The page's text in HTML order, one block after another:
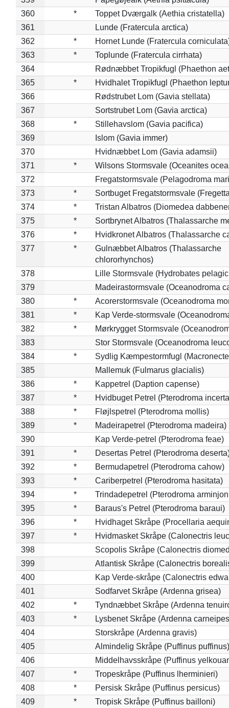
360
*
Toppet Dværgalk (Aethia cristatella)
361
Lunde (Fratercula arctica)
362
*
Hornet Lunde (Fratercula
363
*
Toplunde (Fratercula cirrhata)
364
Rødnæbbet Tropikfugl (Phaethon
365
*
Hvidhalet Tropikfugl (Phaethon
366
Rødstrubet Lom (Gavia stellata)
367
Sortstrubet Lom (Gavia arctica)
368
*
Stillehavslom (Gavia pacifica)
369
Islom (Gavia immer)
370
Hvidnæbbet Lom (Gavia adamsii)
371
*
Wilsons Stormsvale (Oceanites
372
Fregatstormsvale (Pelagodroma
373
*
Sortbuget Fregatstormsvale
374
*
Tristan Albatros (Diomedea
375
*
Sortbrynet Albatros (Thalassarche
376
*
Hvidkronet Albatros (Thalassarche
377
*
Gulnæbbet Albatros (Thalassarche
chlororhynchos)
378
Lille Stormsvale (Hydrobates
379
Madeirastormsvale (Oceanodroma
380
*
Acorerstormsvale (Oceanodroma
381
*
Kap Verde-stormsvale
382
*
Mørkrygget Stormsvale
383
Stor Stormsvale (Oceanodroma
384
*
Sydlig Kæmpestormfugl
385
Mallemuk (Fulmarus glacialis)
386
*
Kappetrel (Daption capense)
387
*
Hvidbuget Petrel (Pterodroma
388
*
Fløjlspetrel (Pterodroma mollis)
389
*
Madeirapetrel (Pterodroma madeira)
390
Kap Verde-petrel (Pterodroma feae)
391
*
Desertas Petrel (Pterodroma
392
*
Bermudapetrel (Pterodroma cahow)
393
*
Cariberpetrel (Pterodroma hasitata)
394
*
Trindadepetrel (Pterodroma
395
*
Baraus's Petrel (Pterodroma baraui)
396
*
Hvidhaget Skråpe (Procellaria
397
*
Hvidmasket Skråpe (Calonectris
398
Scopolis Skråpe (Calonectris
399
Atlantisk Skråpe (Calonectris
400
Kap Verde-skråpe (Calonectris
401
Sodfarvet Skråpe (Ardenna grisea)
402
*
Tyndnæbbet Skråpe (Ardenna
403
*
Lysbenet Skråpe (Ardenna
404
Storskråpe (Ardenna gravis)
405
Almindelig Skråpe (Puffinus puffinus)
406
Middelhavsskråpe (Puffinus
407
*
Tropeskråpe (Puffinus lherminieri)
408
*
Persisk Skråpe (Puffinus persicus)
409
*
Tropisk Skråpe (Puffinus bailloni)